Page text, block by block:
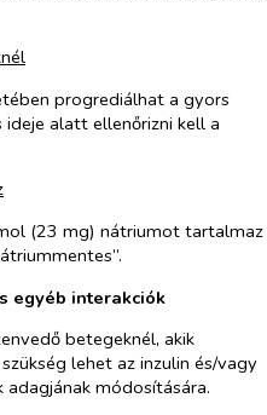
progrediálhat a gyors
ideje alatt ellenőrizni kell a
(23 mg) nátriumot tartalmaz
egyéb interakciók
betegeknél, akik
lehet az inzulin és/vagy
módosítására.